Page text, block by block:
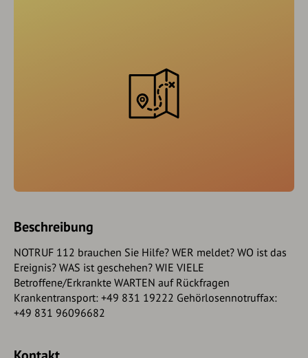
Beschreibung
NOTRUF 112 brauchen Sie Hilfe? WER meldet? WO ist das
Ereignis? WAS ist geschehen? WIE VIELE
Betroffene/Erkrankte WARTEN auf Rückfragen
Krankentransport: +49 831 19222 Gehörlosennotruffax:
+49 831 96096682